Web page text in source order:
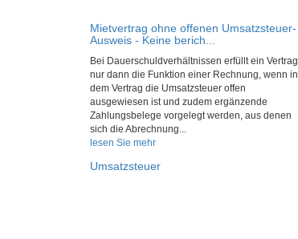
Mietvertrag ohne offenen Umsatzsteuer-
Ausweis - Keine berich...
Bei Dauerschuldverhältnissen erfüllt ein Vertrag
nur dann die Funktion einer Rechnung, wenn in
dem Vertrag die Umsatzsteuer offen
ausgewiesen ist und zudem ergänzende
Zahlungsbelege vorgelegt werden, aus denen
sich die Abrechnung...
lesen Sie mehr
Umsatzsteuer